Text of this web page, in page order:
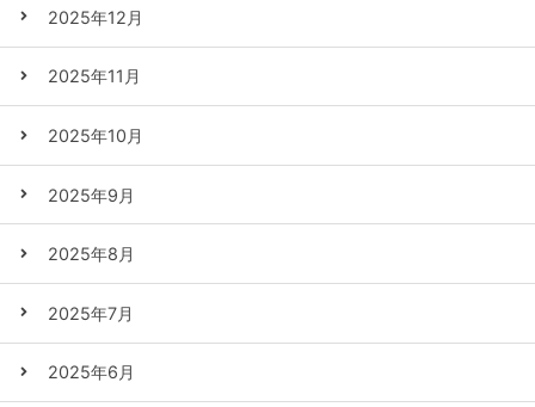
2025年12月
2025年11月
2025年10月
2025年9月
2025年8月
2025年7月
2025年6月